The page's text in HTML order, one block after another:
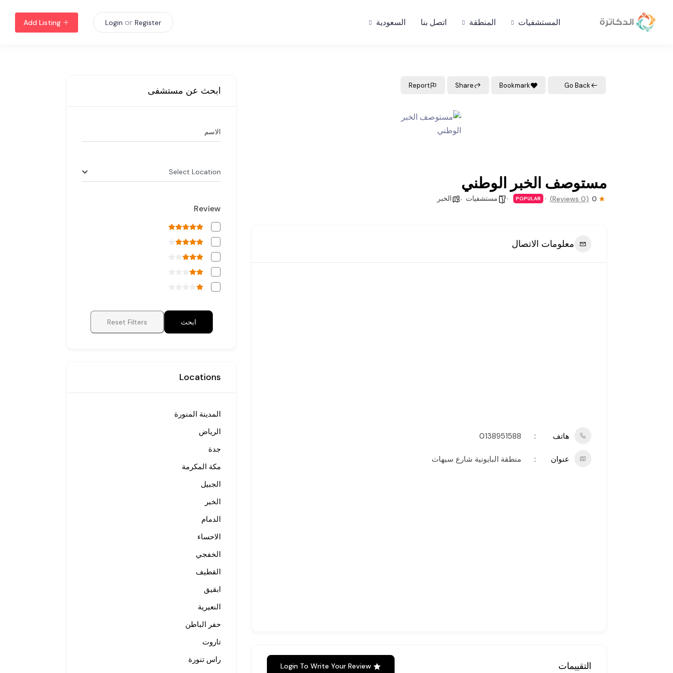
المستشفيات المنطقة اتصل بنا السعودية Login or Register
Add Listing
Go Back
Bookmark
Share
Report
مستوصف الخبر الوطني
0
(0 Reviews)
POPULAR مستشفيات الخبر
معلومات الاتصال
هاتف 0138951588
عنوان منطقة البايونية شارع سيهات
التقييمات Login To Write Your Review
ابحث عن مستشفى
الاسم
Select Location
Review
ابحث Reset Filters
Locations
المدينة المنورة
الرياض
جدة
مكة المكرمة
الجبيل
الخبر
الدمام
الاحساء
الخفجي
القطيف
ابقيق
النعيرية
حفر الباطن
تاروت
راس تنورة